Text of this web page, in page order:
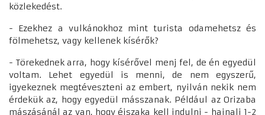
közlekedést.
- Ezekhez a vulkánokhoz mint turista odamehetsz és
fölmehetsz, vagy kellenek kísérők?
- Törekednek arra, hogy kísérővel menj fel, de én egyedül
voltam. Lehet egyedül is menni, de nem egyszerű,
igyekeznek megtéveszteni az embert, nyilván nekik nem
érdekük az, hogy egyedül másszanak. Például az Orizaba
mászásánál az van, hogy éjszaka kell indulni - hajnali 1-2